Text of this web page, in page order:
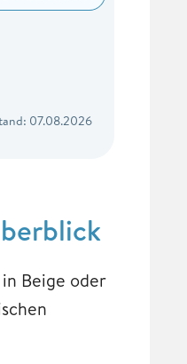
07.08.2026
in Beige oder